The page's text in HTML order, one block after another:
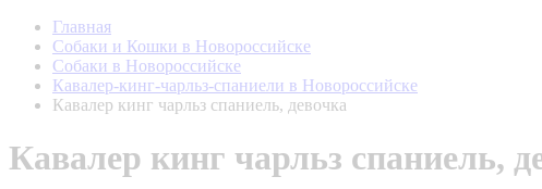
Главная
Собаки и Кошки в Новороссийске
Собаки в Новороссийске
Кавалер-кинг-чарльз-спаниели в Новороссийске
Кавалер кинг чарльз спаниель, девочка
Кавалер кинг чарльз спаниель,